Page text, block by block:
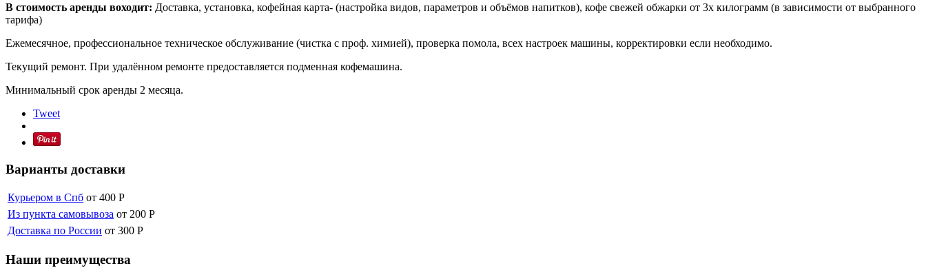
В стоимость аренды воходит: Доставка, установка, кофейная карта- (настройка видов, параметров и объёмов напитков), кофе свежей обжарки от 3х килограмм (в зависимости от выбранного
тарифа)
Ежемесячное, профессиональное техническое обслуживание (чистка с проф. химией), проверка помола, всех настроек машины, корректировки если необходимо.
Текущий ремонт. При удалённом ремонте предоставляется подменная кофемашина.
Минимальный срок аренды 2 месяца.
Tweet
Варианты доставки
Курьером в Спб от 400 Р
Из пункта самовывоза от 200 Р
Доставка по России от 300 Р
Наши преимущества